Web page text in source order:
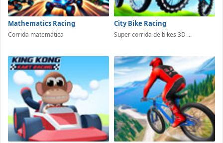
Mathematics Racing
Corrida matemática
City Bike Racing
Super corrida de bikes 3D ...